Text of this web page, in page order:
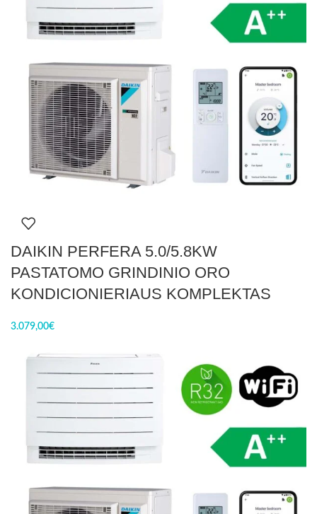
DAIKIN PERFERA 5.0/5.8KW
PASTATOMO GRINDINIO ORO
KONDICIONIERIAUS KOMPLEKTAS
3.079,00€